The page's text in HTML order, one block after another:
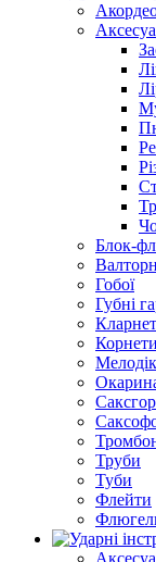
Блок-
Гобої
Губні
Корнети
Труби
Туби
Флейти